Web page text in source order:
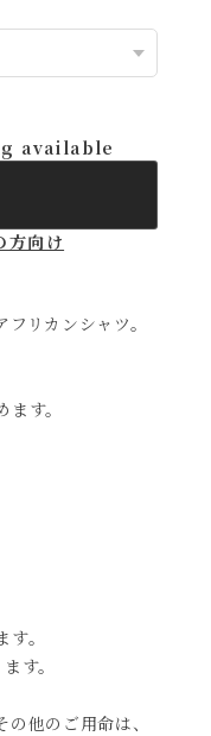
available
方向け
リカンシャツ。
す。
。
す。
他のご用命は、